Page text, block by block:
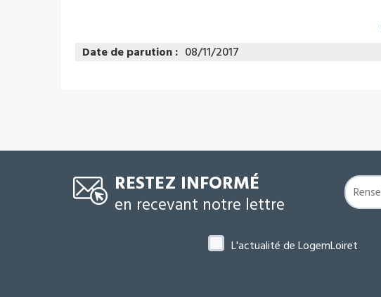
Date de parution : 08/11/2017
RESTEZ INFORMÉ
en recevant notre lettre
L'actualité de LogemLoiret